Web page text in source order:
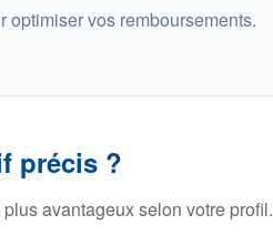
vos remboursements.
précis ?
avantageux selon votre profil.